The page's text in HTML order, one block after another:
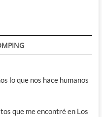
lo que nos hace humanos
que me encontré en Los